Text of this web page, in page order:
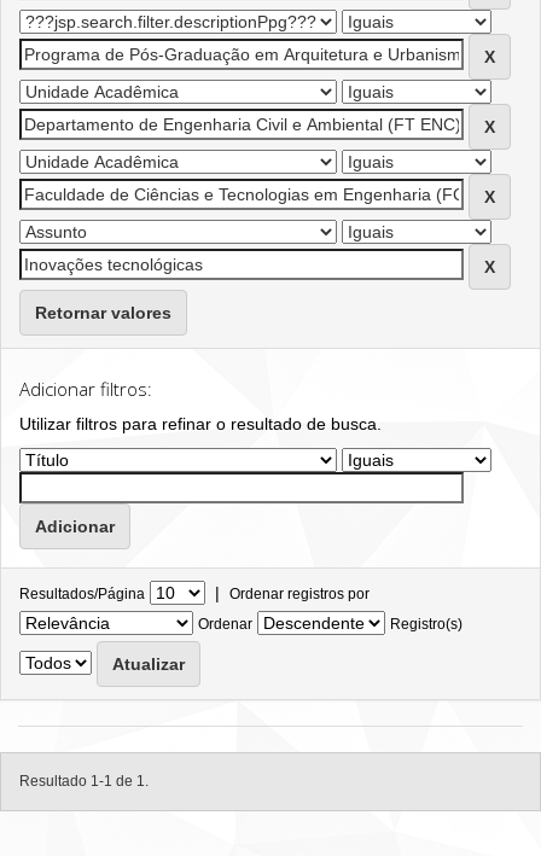
Retornar valores
Adicionar filtros:
Utilizar filtros para refinar o resultado de busca.
Resultados/Página | Ordenar registros por
Ordenar
Registro(s)
Resultado 1-1 de 1.